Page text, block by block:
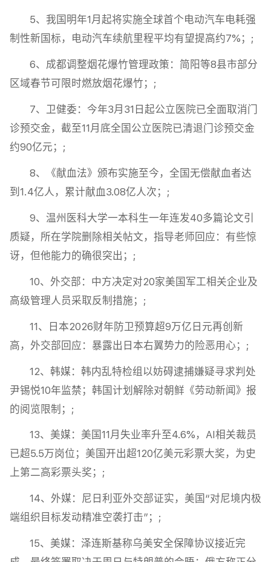
5、我国明年1月起将实施全球首个电动汽车电耗强
制性新国标，电动汽车续航里程平均有望提高约7%；;
6、成都调整烟花爆竹管理政策：简阳等8县市部分
区域春节可限时燃放烟花爆竹；;
7、卫健委：今年3月31日起公立医院已全面取消门
诊预交金，截至11月底全国公立医院已清退门诊预交金
约90亿元；;
8、《献血法》颁布实施至今，全国无偿献血者达
到1.4亿人，累计献血3.08亿人次；;
9、温州医科大学一本科生一年连发40多篇论文引
质疑，所在学院删除相关帖文，指导老师回应：有些惊
讶，但他能力的确很突出；;
10、外交部：中方决定对20家美国军工相关企业及
高级管理人员采取反制措施；;
11、日本2026财年防卫预算超9万亿日元再创新
高，外交部回应：暴露出日本右翼势力的险恶用心；;
12、韩媒：韩内乱特检组以妨碍逮捕嫌疑寻求判处
尹锡悦10年监禁；韩国计划解除对朝鲜《劳动新闻》报
的阅览限制；;
13、美媒：美国11月失业率升至4.6%，AI相关裁员
已超5.5万岗位；美国开出超120亿美元彩票大奖，为史
上第二高彩票头奖；;
14、外媒：尼日利亚外交部证实，美国“对尼境内极
端组织目标发动精准空袭打击”；;
15、美媒：泽连斯基称乌美安全保障协议接近完